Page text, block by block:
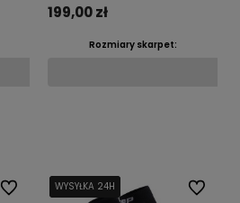
199,00 zł
Rozmiary skarpet:
Do ulubionychWYSYŁKA 24H
WYSYŁKA 24H
WYSYŁKA 24H Do